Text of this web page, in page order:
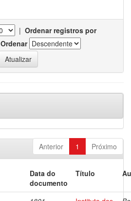
| Ordenar registros por
Ordenar
Anterior 1 Próximo
Data do
documento
Título